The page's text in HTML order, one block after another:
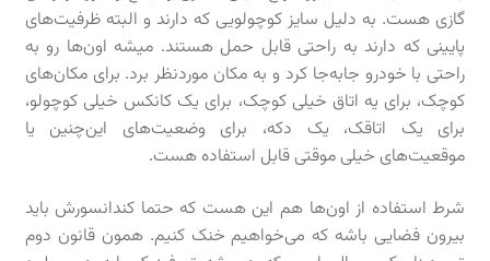
گازی هست. به دلیل سایز کوچولویی که دارند و البته ظرفیت‌های
پایینی که دارند به راحتی قابل حمل هستند. میشه اون‌ها رو به
راحتی با خودرو جابه‌جا کرد و به مکان موردنظر برد. برای مکان‌های
کوچک، برای یه اتاق خیلی کوچک، برای یک کانکس خیلی کوچولو،
برای یک اتاقک، یک دکه، برای وضعیت‌های این‌چنین یا
موقعیت‌های خیلی موقتی قابل استفاده هست.
شرط استفاده از اون‌ها هم این هست که حتما کندانسورش باید
بیرون فضایی باشه که می‌خواهیم خنک کنیم. همون قانون دوم